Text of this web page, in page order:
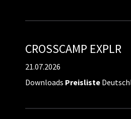
CROSSCAMP EXPLR
21.07.2026
Downloads Preisliste